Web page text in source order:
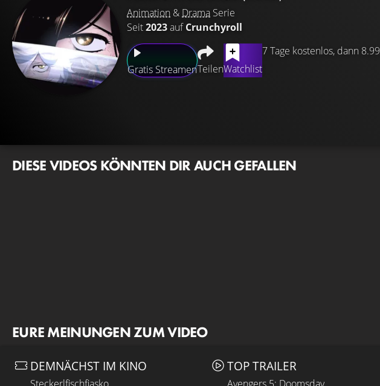
Animation & Drama Serie
Seit2023aufCrunchyroll
Gratis StreamenTeilenWatchlist
7 Tage kostenlos, dann
DIESE VIDEOS KÖNNTEN DIR AUCH GEFALLEN
EURE MEINUNGEN ZUM VIDEO
DEMNÄCHST IM KINO TOP TRAILER